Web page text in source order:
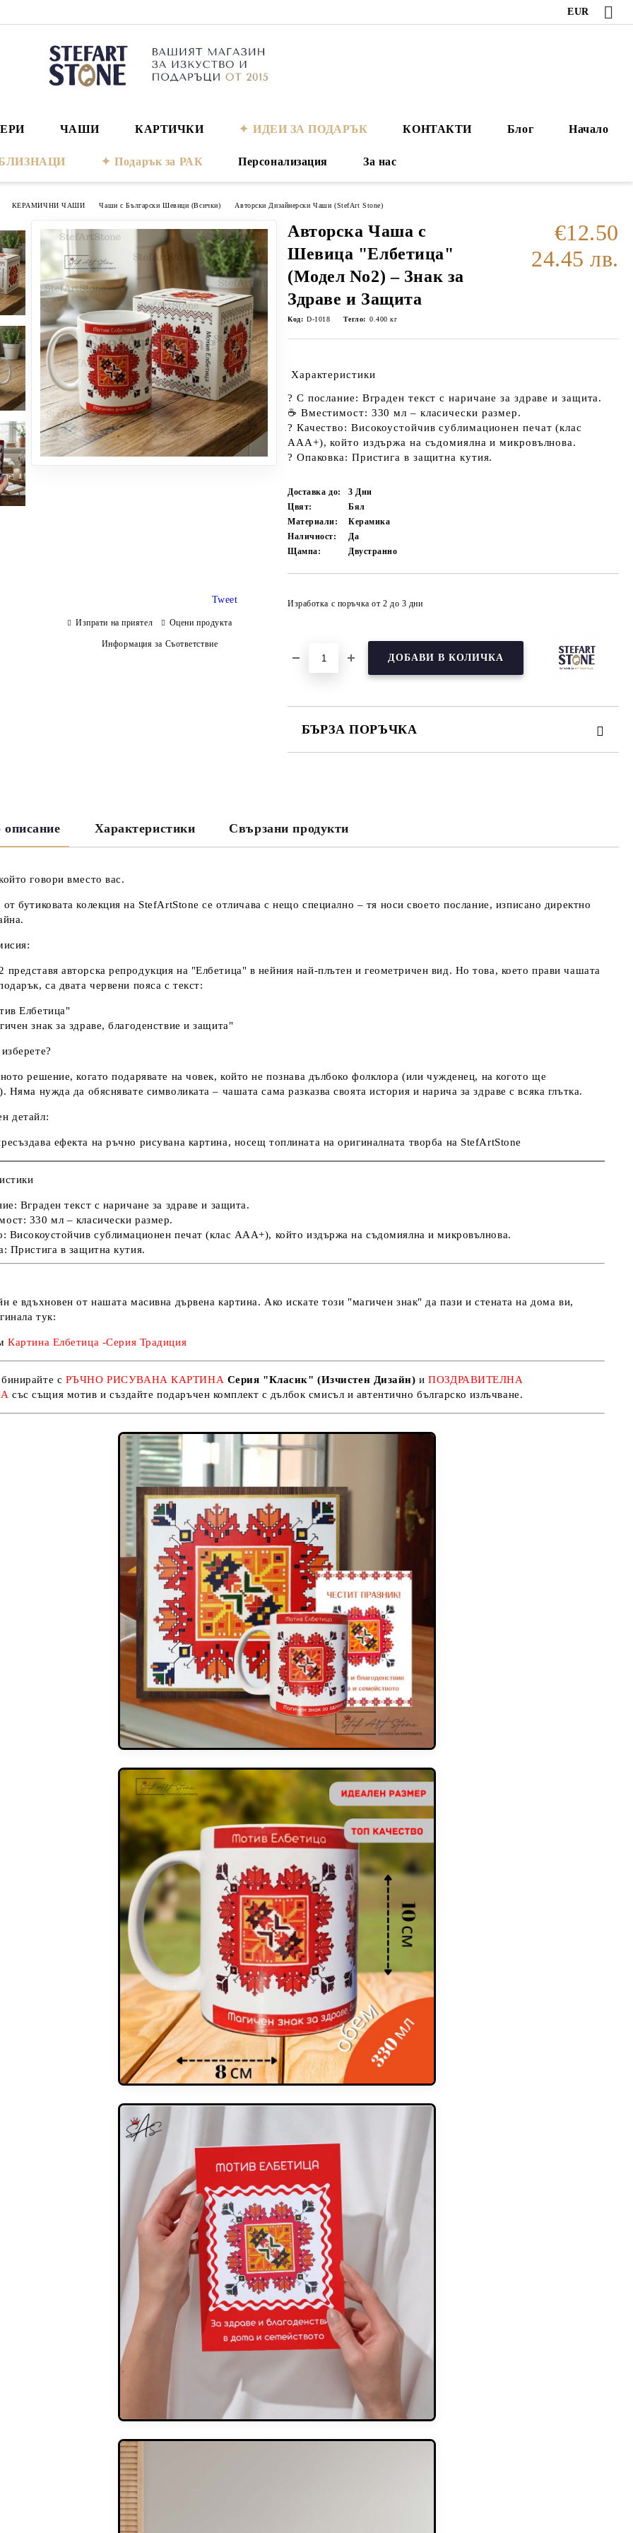
EUR
ЧАШИ КАРТИЧКИ ИДЕИ ЗА ПОДАРЪК КОНТАКТИ Блог Начало
БЛИЗНАЦИ Подарък за РАК Персонализация За нас
КЕРАМИЧНИ ЧАШИ Чаши с Български Шевици (Всички) Авторски Дизайнерски Чаши (StefArt Stone)
Авторска Чаша с
Шевица "Елбетица"
(Модел No2) – Знак за
Здраве и Защита
€12.50
24.45 лв.
Код: D-1018 Тегло: 0.400 кг
Характеристики
? С послание: Вграден текст с наричане за здраве и защита.
☕ Вместимост: 330 мл – класически размер.
? Качество: Високоустойчив сублимационен печат (клас
ААА+), който издържа на съдомиялна и микровълнова.
? Опаковка: Пристига в защитна кутия.
Доставка до: 3Дни
Цвят:
Бял
Материали:
Керамика
Наличност:
Да
Щампа:
Двустранно
Изработка с поръчка от 2 до 3 дни
БЪРЗА ПОРЪЧКА
Съгласен съм с
данни
Tweet
Изпрати на приятел Оцени продукта
Информация за Съответствие
описание Характеристики Свързани продукти
говори вместо вас.
бутиковата колекция на StefArtStone се отличава с нещо специално – тя носи своето послание, изписано директно
представя авторска репродукция на "Елбетица" в нейния най-плътен и геометричен вид. Но това, което прави чашата
са двата червени пояса с текст:
Елбетица"
знак за здраве, благоденствие и защита"
решение, когато подарявате на човек, който не познава дълбоко фолклора (или чужденец, на когото ще
Няма нужда да обяснявате символиката – чашата сама разказва своята история и нарича за здраве с всяка глътка.
детайл:
ефекта на ръчно рисувана картина, носещ топлината на оригиналната творба на StefArtStone
Вграден текст с наричане за здраве и защита.
330 мл – класически размер.
Високоустойчив сублимационен печат (клас ААА+), който издържа на съдомиялна и микровълнова.
Пристига в защитна кутия.
е вдъхновен от нашата масивна дървена картина. Ако искате този "магичен знак" да пази и стената на дома ви,
тук:
Картина Елбетица -Серия Традиция
с РЪЧНО РИСУВАНА КАРТИНА Серия "Класик" (Изчистен Дизайн) иПОЗДРАВИТЕЛНА
със същия мотив и създайтеподаръчен комплект с дълбок смисъл и автентично българско излъчване.